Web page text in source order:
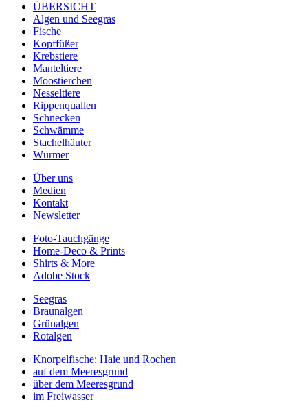
ÜBERSICHT
Algen und Seegras
Fische
Kopffüßer
Krebstiere
Manteltiere
Moostierchen
Nesseltiere
Rippenquallen
Schnecken
Schwämme
Stachelhäuter
Würmer
Über uns
Medien
Kontakt
Newsletter
Foto-Tauchgänge
Home-Deco & Prints
Shirts & More
Adobe Stock
Seegras
Braunalgen
Grünalgen
Rotalgen
Knorpelfische: Haie und Rochen
auf dem Meeresgrund
über dem Meeresgrund
im Freiwasser